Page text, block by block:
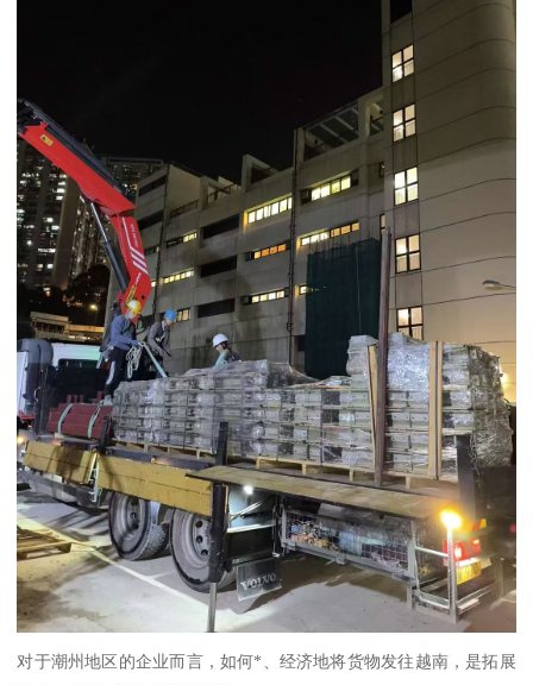
对于潮州地区的企业而言，如何*、经济地将货物发往越南，是拓展